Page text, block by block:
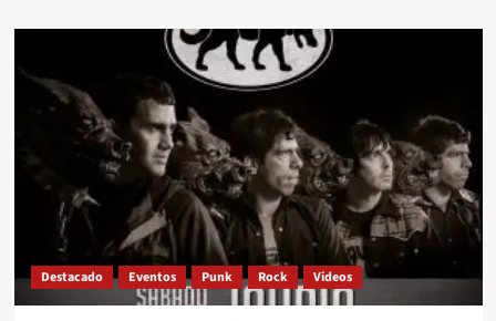
Beach
«One
Thing»
en
«Late
Show
With
Stephen
Colbert»
Destacado Eventos Punk Rock Videos